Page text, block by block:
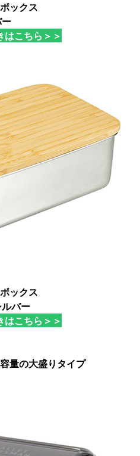
ックス
はこちら＞＞
ックス
バー
はこちら＞＞
量の大盛りタイプ